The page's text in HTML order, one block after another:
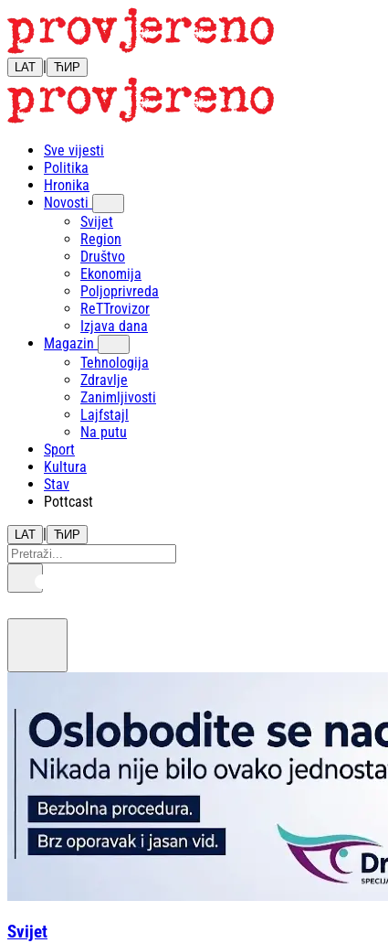
LAT | ЋИР
Sve vijesti
Politika
Hronika
Novosti
Svijet
Region
Društvo
Ekonomija
Poljoprivreda
ReTTrovizor
Izjava dana
Magazin
Tehnologija
Zdravlje
Zanimljivosti
Lajfstajl
Na putu
Sport
Kultura
Stav
Pottcast
LAT | ЋИР
Svijet